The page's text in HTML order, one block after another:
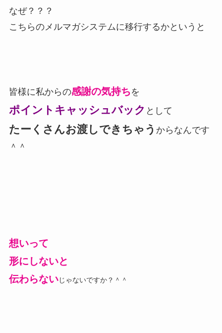
なぜ？？？
こちらのメルマガシステムに移行するかというと
皆様に私からの感謝の気持ちを
ポイントキャッシュバッ ク として
たーくさんお渡しできちゃう からなんです
＾＾
想いって
形にしないと
伝わらないじゃないですか？＾＾